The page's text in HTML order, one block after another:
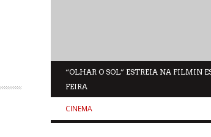
“OLHAR O SOL” ESTREIA NA FILMIN
FEIRA
CINEMA